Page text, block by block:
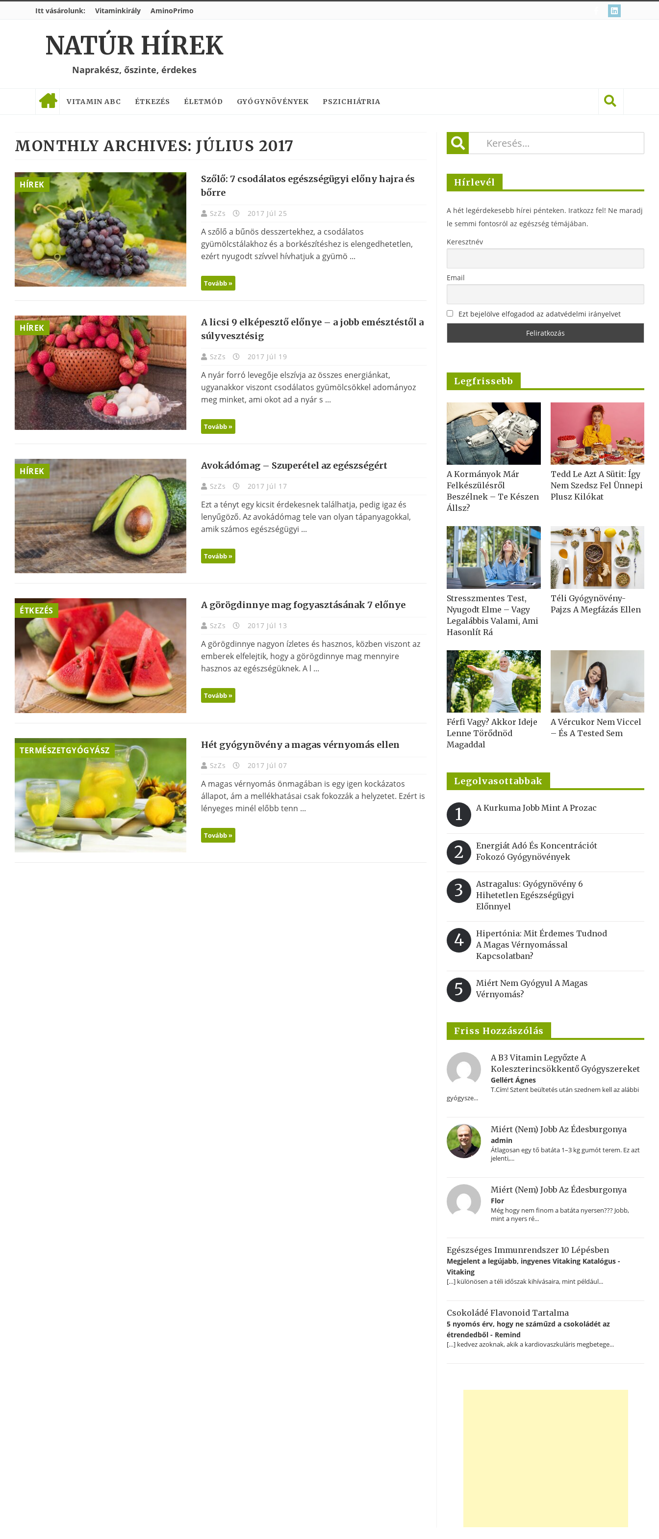
Itt vásárolunk: Vitaminkirály AminoPrimo
NATÚR HÍREK
Naprakész, őszinte, érdekes
VITAMIN ABC ÉTKEZÉS ÉLETMÓD GYÓGYNÖVÉNYEK PSZICHIÁTRIA
MONTHLY ARCHIVES: JÚLIUS 2017
HÍREK
Szőlő: 7 csodálatos egészségügyi előny hajra és
bőrre
SzZs 2017 Júl 25
A szőlő a bűnös desszertekhez, a csodálatos
gyümölcstálakhoz és a borkészítéshez is elengedhetetlen,
ezért nyugodt szívvel hívhatjuk a gyümö ...
Tovább »
HÍREK
A licsi 9 elképesztő előnye – a jobb emésztéstől a
súlyvesztésig
SzZs 2017 Júl 19
A nyár forró levegője elszívja az összes energiánkat,
ugyanakkor viszont csodálatos gyümölcsökkel adományoz
meg minket, ami okot ad a nyár s ...
Tovább »
HÍREK Avokádómag – Szuperétel az egészségért
SzZs 2017 Júl 17
Ezt a tényt egy kicsit érdekesnek találhatja, pedig igaz és
lenyűgöző. Az avokádómag tele van olyan tápanyagokkal,
amik számos egészségügyi ...
Tovább »
ÉTKEZÉS A görögdinnye mag fogyasztásának 7 előnye
SzZs 2017 Júl 13
A görögdinnye nagyon ízletes és hasznos, közben viszont az
emberek elfelejtik, hogy a görögdinnye mag mennyire
hasznos az egészségüknek. A l ...
Tovább »
TERMÉSZETGYÓGYÁSZ Hét gyógynövény a magas vérnyomás ellen
SzZs 2017 Júl 07
A magas vérnyomás önmagában is egy igen kockázatos
állapot, ám a mellékhatásai csak fokozzák a helyzetet. Ezért is
lényeges minél előbb tenn ...
Tovább »
Hírlevél
A hét legérdekesebb hírei pénteken. Iratkozz fel! Ne maradj
le semmi fontosról az egészség témájában.
Keresztnév
Email
Ezt bejelölve elfogadod az adatvédelmi irányelvet
Legfrissebb
A Kormányok Már
Felkészülésről
Beszélnek – Te Készen
Állsz?
Tedd Le Azt A Sütit: Így
Nem Szedsz Fel Ünnepi
Plusz Kilókat
Stresszmentes Test,
Nyugodt Elme – Vagy
Legalábbis Valami, Ami
Hasonlít Rá
Téli Gyógynövény-
Pajzs A Megfázás Ellen
Férfi Vagy? Akkor Ideje
Lenne Törődnöd
Magaddal
A Vércukor Nem Viccel
– És A Tested Sem
Legolvasottabbak
1 A Kurkuma Jobb Mint A Prozac
2
Energiát Adó És Koncentrációt
Fokozó Gyógynövények
3
Astragalus: Gyógynövény 6
Hihetetlen Egészségügyi
Előnnyel
4
Hipertónia: Mit Érdemes Tudnod
A Magas Vérnyomással
Kapcsolatban?
5
Miért Nem Gyógyul A Magas
Vérnyomás?
Friss Hozzászólás
A B3 Vitamin Legyőzte A
Koleszterincsökkentő Gyógyszereket
Gellért Ágnes
T.Cím! Sztent beültetés után szednem kell az alábbi
gyógysze...
Miért (nem) Jobb Az Édesburgonya
admin
Átlagosan egy tő batáta 1–3 kg gumót terem. Ez azt
jelenti,...
Miért (nem) Jobb Az Édesburgonya
Flor
Még hogy nem finom a batáta nyersen??? Jobb,
mint a nyers ré...
Egészséges Immunrendszer 10 Lépésben
Megjelent a legújabb, ingyenes Vitaking Katalógus -
Vitaking
[…] különösen a téli időszak kihívásaira, mint például...
Csokoládé Flavonoid Tartalma
5 nyomós érv, hogy ne száműzd a csokoládét az
étrendedből - Remind
[…] kedvez azoknak, akik a kardiovaszkuláris megbetege...